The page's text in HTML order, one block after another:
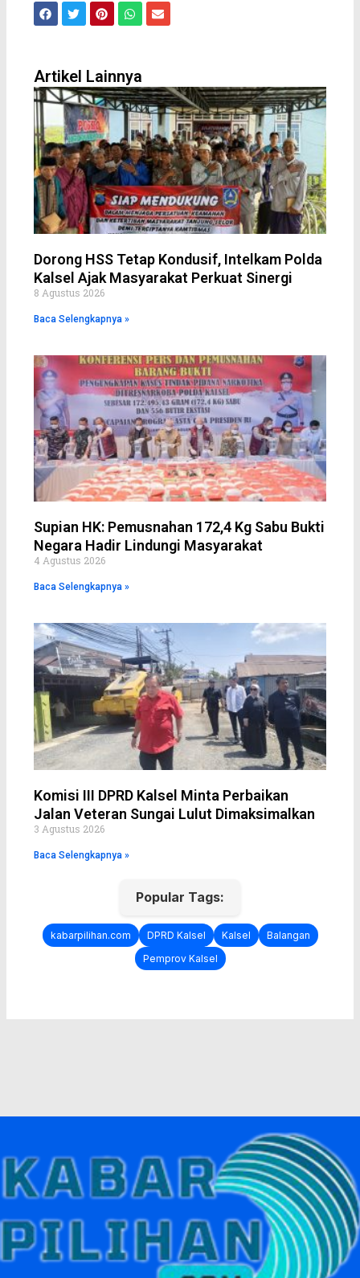
F
a
o
o
k
T
w
e
r
P
i
r
e
s
t
W
h
a
p
p
E
n
e
Artikel Lainnya
Dorong HSS Tetap Kondusif, Intelkam Polda
Kalsel Ajak Masyarakat Perkuat Sinergi
8 Agustus 2026
Baca Selengkapnya »
Supian HK: Pemusnahan 172,4 Kg Sabu Bukti
Negara Hadir Lindungi Masyarakat
4 Agustus 2026
Baca Selengkapnya »
Komisi III DPRD Kalsel Minta Perbaikan
Jalan Veteran Sungai Lulut Dimaksimalkan
3 Agustus 2026
Baca Selengkapnya »
Popular Tags:
kabarpilihan.com DPRD Kalsel Kalsel
Balangan
Pemprov Kalsel